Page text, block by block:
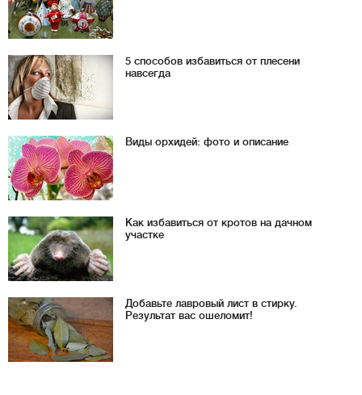
5 способов избавиться от плесени
навсегда
Виды орхидей: фото и описание
Как избавиться от кротов на дачном
участке
Добавьте лавровый лист в стирку.
Результат вас ошеломит!